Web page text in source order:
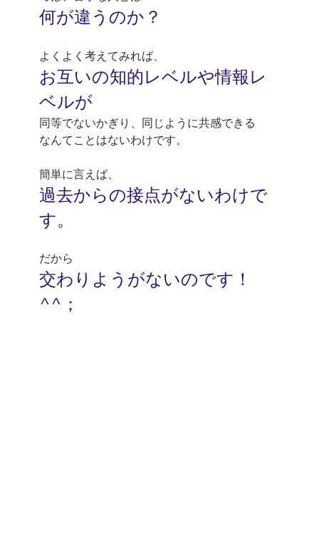
何が違うのか？
よくよく考えてみれば、
お互いの知的レベルや情報レ
ベルが
同等でないかぎり、同じように共感できる
なんてことはないわけです。
簡単に言えば、
過去からの接点がないわけで
す。
だから
交わりようがないのです！
^^；